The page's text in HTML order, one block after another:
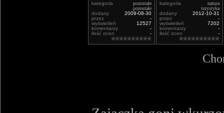
kategoria
pozostałe
pozostałe
dodany
2009-08-30
przez
-
wyświetleń
12527
komentarzy
-
ilość ocen
-
kategoria
natura
turystyka
dodany
2012-10-31
przez
-
wyświetleń
7202
komentarzy
-
ilość ocen
-